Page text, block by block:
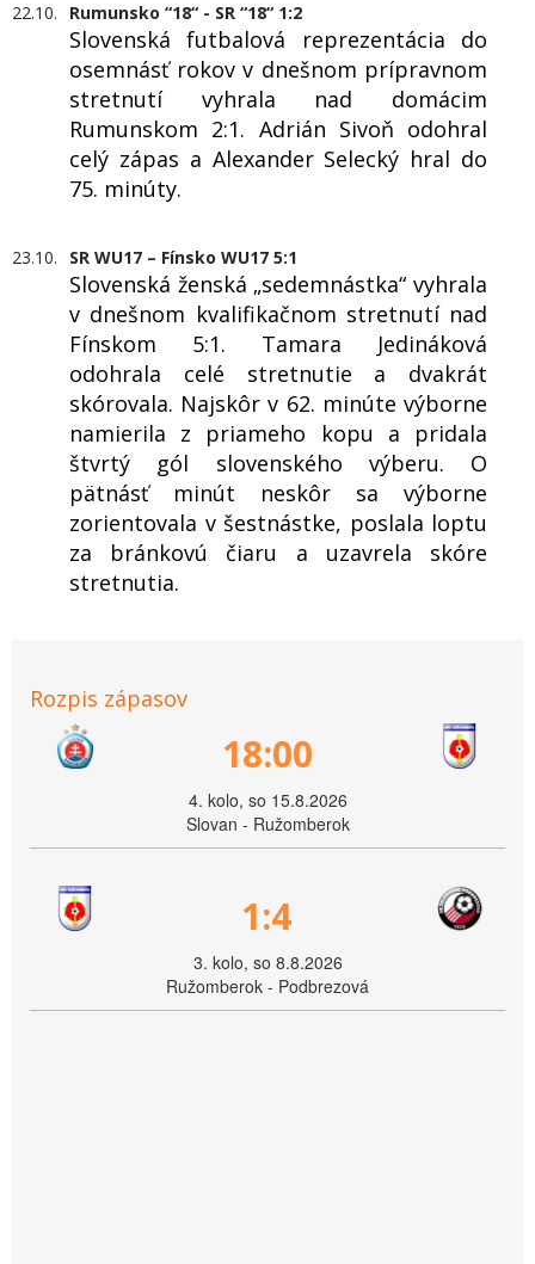
22.10. Rumunsko “18“ - SR “18“ 1:2
Slovenská futbalová reprezentácia do
osemnásť rokov v dnešnom prípravnom
stretnutí vyhrala nad domácim
Rumunskom 2:1. Adrián Sivoň odohral
celý zápas a Alexander Selecký hral do
75. minúty.
23.10. SR WU17 – Fínsko WU17 5:1
Slovenská ženská „sedemnástka“ vyhrala
v dnešnom kvalifikačnom stretnutí nad
Fínskom 5:1. Tamara Jedináková
odohrala celé stretnutie a dvakrát
skórovala. Najskôr v 62. minúte výborne
namierila z priameho kopu a pridala
štvrtý gól slovenského výberu. O
pätnásť minút neskôr sa výborne
zorientovala v šestnástke, poslala loptu
za bránkovú čiaru a uzavrela skóre
stretnutia.
Rozpis zápasov
18:00
4. kolo, so 15.8.2026
Slovan - Ružomberok
1:4
3. kolo, so 8.8.2026
Ružomberok - Podbrezová